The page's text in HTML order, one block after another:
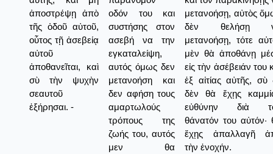
ἀποστρέψῃ ἀπὸ
τῆς ὁδοῦ αὐτοῦ,
οὗτος τῇ ἀσεβείᾳ
αὐτοῦ
ἀποθανεῖται, καὶ
σὺ τὴν ψυχὴν
σεαυτοῦ
ἐξήρησαι. -
οδόν του και
συστήσης στον
ασεβή να την
εγκαταλείψη,
αυτός όμως δεν
μετανοήση και
δεν αφήση τους
αμαρτωλούς
τρόπους της
ζωής του, αυτός
μεν θα
μετανοήσῃ, αὐτὸς
δὲν θελήσῃ
μετανοήσῃ, τότε
μὲν θὰ ἀποθάνῃ
εἰς τὴν ἀσέβειάν του
ἐξ αἰτίας αὐτῆς, σὺ
δὲν θὰ ἔχῃς
εὐθύνην διὰ
θάνατόν του αὐτόν·
ἔχῃς ἀπαλλαγῆ
τὴν ἐνοχήν.